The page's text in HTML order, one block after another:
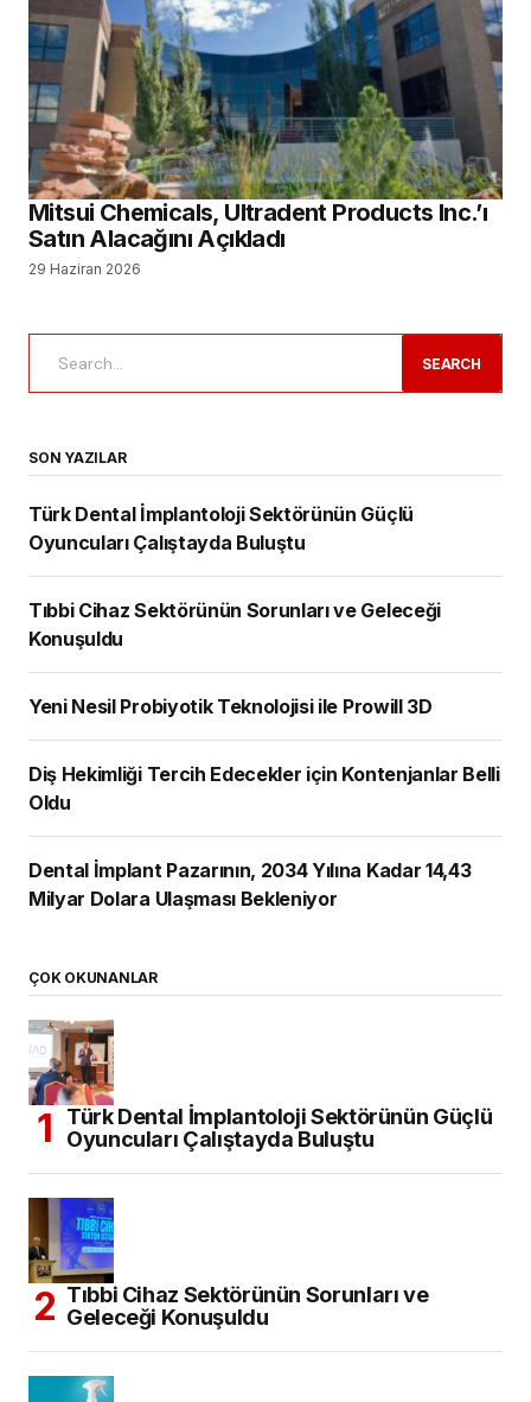
Mitsui Chemicals, Ultradent Products Inc.’ı
Satın Alacağını Açıkladı
29 Haziran 2026
SEARCH
SON YAZILAR
Türk Dental İmplantoloji Sektörünün Güçlü
Oyuncuları Çalıştayda Buluştu
Tıbbi Cihaz Sektörünün Sorunları ve Geleceği
Konuşuldu
Yeni Nesil Probiyotik Teknolojisi ile Prowill 3D
Diş Hekimliği Tercih Edecekler için Kontenjanlar Belli
Oldu
Dental İmplant Pazarının, 2034 Yılına Kadar 14,43
Milyar Dolara Ulaşması Bekleniyor
ÇOK OKUNANLAR
Türk Dental İmplantoloji Sektörünün Güçlü
Oyuncuları Çalıştayda Buluştu
Tıbbi Cihaz Sektörünün Sorunları ve
Geleceği Konuşuldu